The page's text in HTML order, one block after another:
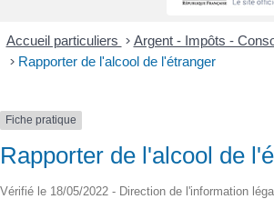
Accueil particuliers > Argent - Impôts -
> Rapporter de l'alcool de l'étranger
Fiche pratique
Rapporter de l'alcool de
Vérifié le 18/05/2022 - Direction de l'information